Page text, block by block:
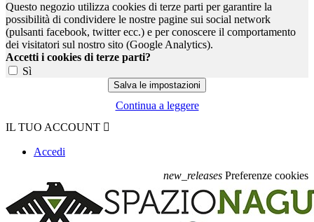
Questo negozio utilizza cookies di terze parti per garantire la
possibilità di condividere le nostre pagine sui social network
(pulsanti facebook, twitter ecc.) e per conoscere il comportamento
dei visitatori sul nostro sito (Google Analytics).
Accetti i cookies di terze parti?
Sì
Continua a leggere
IL TUO ACCOUNT 
Accedi
new_releases Preferenze cookies